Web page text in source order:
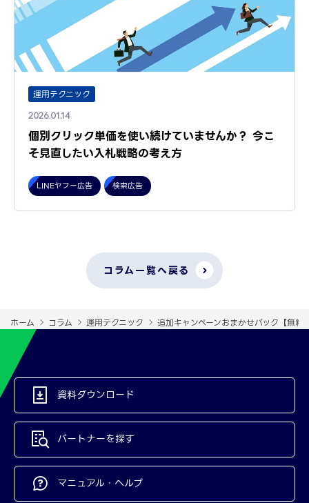
運用テクニック
2026.01.14
個別クリック単価を使い続けていませんか？ 今こ
そ見直したい入札戦略の考え方
LINEヤフー広告 検索広告
コラム一覧へ戻る
ホーム コラム 運用テクニック 追加キャンペーンおまかせパック【無料
資料ダウンロード
パートナーを探す
マニュアル・ヘルプ